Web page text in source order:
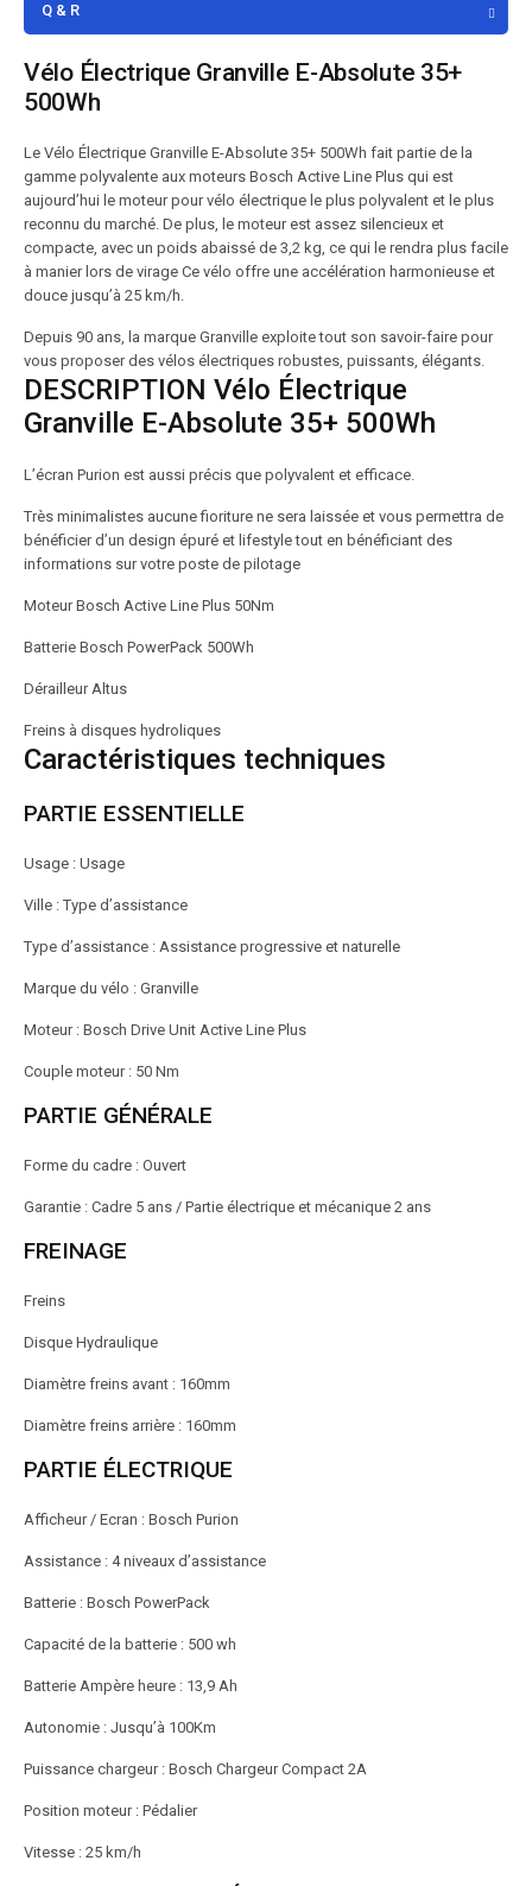
Q & R
Vélo Électrique Granville E-Absolute 35+
500Wh
Le Vélo Électrique Granville E-Absolute 35+ 500Wh fait partie de la
gamme polyvalente aux moteurs Bosch Active Line Plus qui est
aujourd’hui le moteur pour vélo électrique le plus polyvalent et le plus
reconnu du marché. De plus, le moteur est assez silencieux et
compacte, avec un poids abaissé de 3,2 kg, ce qui le rendra plus facile
à manier lors de virage Ce vélo offre une accélération harmonieuse et
douce jusqu’à 25 km/h.
Depuis 90 ans, la marque Granville exploite tout son savoir-faire pour
vous proposer des vélos électriques robustes, puissants, élégants.
DESCRIPTION Vélo Électrique
Granville E-Absolute 35+ 500Wh
L’écran Purion est aussi précis que polyvalent et efficace.
Très minimalistes aucune fioriture ne sera laissée et vous permettra de
bénéficier d’un design épuré et lifestyle tout en bénéficiant des
informations sur votre poste de pilotage
Moteur Bosch Active Line Plus 50Nm
Batterie Bosch PowerPack 500Wh
Dérailleur Altus
Freins à disques hydroliques
Caractéristiques techniques
PARTIE ESSENTIELLE
Usage : Usage
Ville : Type d’assistance
Type d’assistance : Assistance progressive et naturelle
Marque du vélo : Granville
Moteur : Bosch Drive Unit Active Line Plus
Couple moteur : 50 Nm
PARTIE GÉNÉRALE
Forme du cadre : Ouvert
Garantie : Cadre 5 ans / Partie électrique et mécanique 2 ans
FREINAGE
Freins
Disque Hydraulique
Diamètre freins avant : 160mm
Diamètre freins arrière : 160mm
PARTIE ÉLECTRIQUE
Afficheur / Ecran : Bosch Purion
Assistance : 4 niveaux d’assistance
Batterie : Bosch PowerPack
Capacité de la batterie : 500 wh
Batterie Ampère heure : 13,9 Ah
Autonomie : Jusqu’à 100Km
Puissance chargeur : Bosch Chargeur Compact 2A
Position moteur : Pédalier
Vitesse : 25 km/h